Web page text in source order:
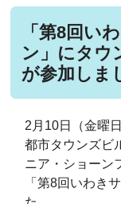
「第8回い
ン」にタウ
が参加しま
2月10日（金曜
都市タウンズビ
ニア・ショーン
「第8回いわき